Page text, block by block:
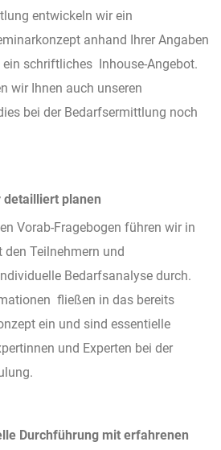
entwickeln wir ein
anhand Ihrer Angaben
ein schriftliches Inhouse-Angebot.
wir Ihnen auch unseren
bei der Bedarfsermittlung noch
detailliert planen
Vorab-Fragebogen führen wir in
Teilnehmern und
Bedarfsanalyse durch.
fließen in das bereits
ein und sind essentielle
und Experten bei der
Durchführung mit erfahrenen